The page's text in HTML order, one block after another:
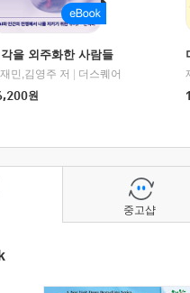
을 외주화한 사람들
민,김영주 저
더스퀘어
원
중고샵